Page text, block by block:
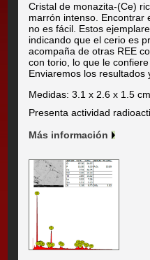
Cristal de monazita-(Ce)
marrón intenso. Encontrar
no es fácil. Estos
indicando que el cerio es
acompaña de otras REE
con torio, lo que le
Enviaremos los resultados
Medidas: 3.1 x 2.6 x 1.5
Presenta actividad
Más información